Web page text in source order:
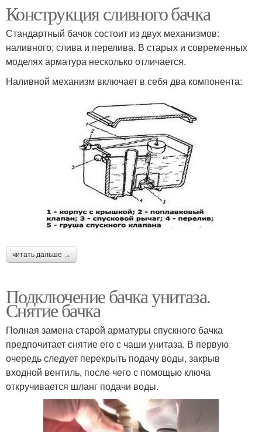
Конструкция сливного бачка
Стандартный бачок состоит из двух механизмов:
наливного; слива и перелива. В старых и современных
моделях арматура несколько отличается.
Наливной механизм включает в себя два компонента:
читать дальше →
Подключение бачка унитаза.
Снятие бачка
Полная замена старой арматуры спускного бачка
предпочитает снятие его с чаши унитаза. В первую
очередь следует перекрыть подачу воды, закрыв
входной вентиль, после чего с помощью ключа
откручивается шланг подачи воды.